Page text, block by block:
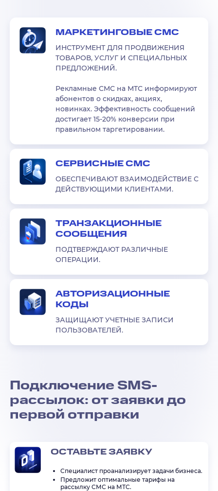
МАРКЕТИНГОВЫЕ СМС
ИНСТРУМЕНТ ДЛЯ ПРОДВИЖЕНИЯ
ТОВАРОВ, УСЛУГ И СПЕЦИАЛЬНЫХ
ПРЕДЛОЖЕНИЙ.
Рекламные СМС на МТС информируют
абонентов о скидках, акциях,
новинках. Эффективность сообщений
достигает 15-20% конверсии при
правильном таргетировании.
СЕРВИСНЫЕ СМС
ОБЕСПЕЧИВАЮТ ВЗАИМОДЕЙСТВИЕ С
ДЕЙСТВУЮЩИМИ КЛИЕНТАМИ.
ТРАНЗАКЦИОННЫЕ
СООБЩЕНИЯ
ПОДТВЕРЖДАЮТ РАЗЛИЧНЫЕ
ОПЕРАЦИИ.
АВТОРИЗАЦИОННЫЕ
КОДЫ
ЗАЩИЩАЮТ УЧЕТНЫЕ ЗАПИСИ
ПОЛЬЗОВАТЕЛЕЙ.
Подключение SMS-
рассылок: от заявки до
первой отправки
ОСТАВЬТЕ ЗАЯВКУ
Специалист проанализирует задачи бизнеса.
Предложит оптимальные тарифы на
рассылку СМС на МТС.